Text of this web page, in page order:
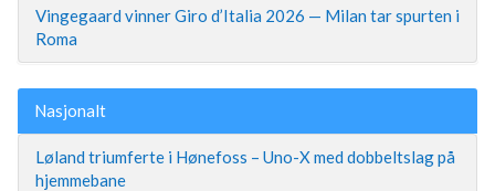
Vingegaard vinner Giro d’Italia 2026 — Milan tar spurten i
Roma
Nasjonalt
Løland triumferte i Hønefoss – Uno-X med dobbeltslag på
hjemmebane